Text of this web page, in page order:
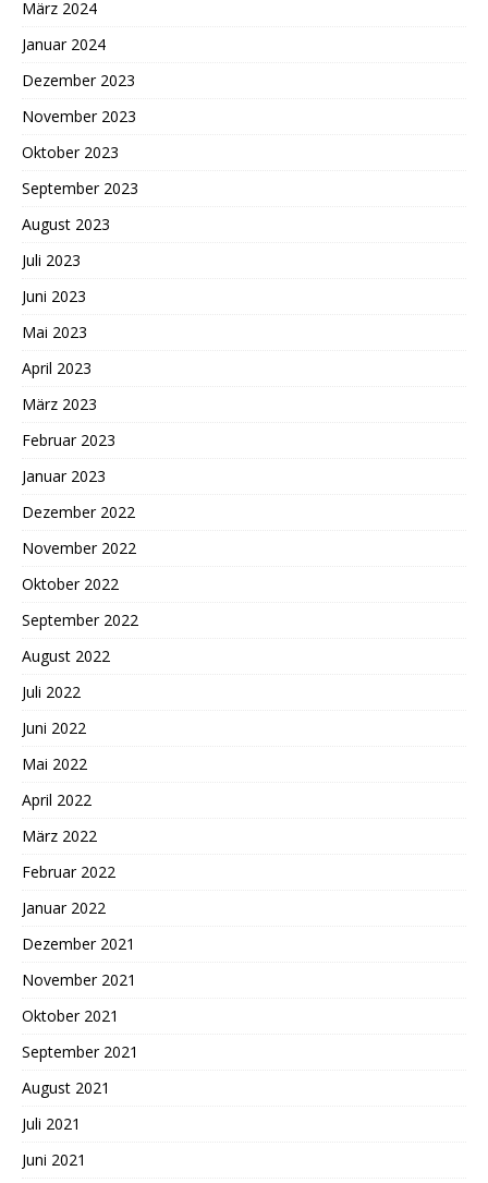
März 2024
Januar 2024
Dezember 2023
November 2023
Oktober 2023
September 2023
August 2023
Juli 2023
Juni 2023
Mai 2023
April 2023
März 2023
Februar 2023
Januar 2023
Dezember 2022
November 2022
Oktober 2022
September 2022
August 2022
Juli 2022
Juni 2022
Mai 2022
April 2022
März 2022
Februar 2022
Januar 2022
Dezember 2021
November 2021
Oktober 2021
September 2021
August 2021
Juli 2021
Juni 2021